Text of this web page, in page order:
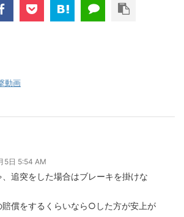
動画
5日 5:54 AM
、追突をした場合はブレーキを掛けな
賠償をするくらいなら○した方が安上が